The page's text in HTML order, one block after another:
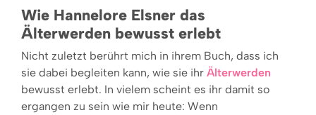
Wie Hannelore Elsner das
Älterwerden bewusst erlebt
Nicht zuletzt berührt mich in ihrem Buch, dass ich
sie dabei begleiten kann, wie sie ihr Älterwerden
bewusst erlebt. In vielem scheint es ihr damit so
ergangen zu sein wie mir heute: Wenn